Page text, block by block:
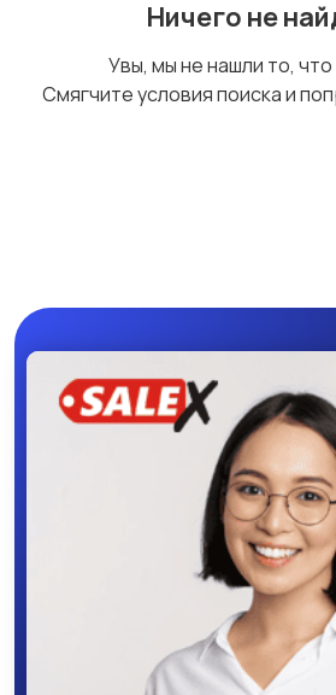
гигиены
Ничего не
Увы, мы не нашли то, что
Смягчите условия поиска и
Мобильное
приложение
Скачайте приложение в
крутите колесо фортуны,
бонусы, удобно ищите и
объявления - все это в
приложении SALEX!